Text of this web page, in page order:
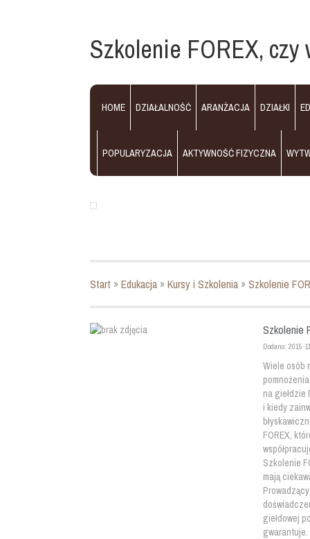
Szkolenie FOREX,
HOME DZIAŁALNOŚĆ ARANŻACJA DZIAŁKI
POPULARYZACJA AKTYWNOŚĆ FIZYCZNA
Start »Edukacja »Kursy i Szkolenia »Szkolenie
Szkolenie
Dodano: 2015-
Wiele osób
na giełdzie
i kiedy
FOREX,
Szkolenie
mają
giełdowej
gwarantuje.